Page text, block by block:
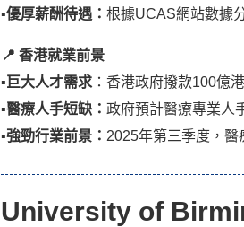
▪︎優厚薪酬待遇：根據UCAS網站數據
📍 香港就業前景
▪︎巨大人才需求 ：香港政府撥款100億
▪︎醫療人手短缺：政府預計醫療專業人
▪︎強勁行業前景： 2025年第三季度，醫
University of